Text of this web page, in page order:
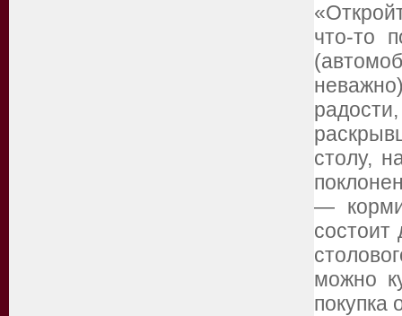
что-то
столу,
—
состоит
можно
покупка